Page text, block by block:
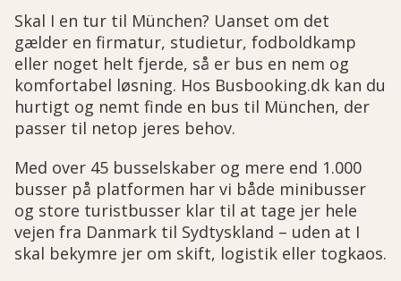
Skal I en tur til München? Uanset om det
gælder en firmatur, studietur, fodboldkamp
eller noget helt fjerde, så er bus en nem og
komfortabel løsning. Hos Busbooking.dk kan du
hurtigt og nemt finde en bus til München, der
passer til netop jeres behov.
Med over 45 busselskaber og mere end 1.000
busser på platformen har vi både minibusser
og store turistbusser klar til at tage jer hele
vejen fra Danmark til Sydtyskland – uden at I
skal bekymre jer om skift, logistik eller togkaos.